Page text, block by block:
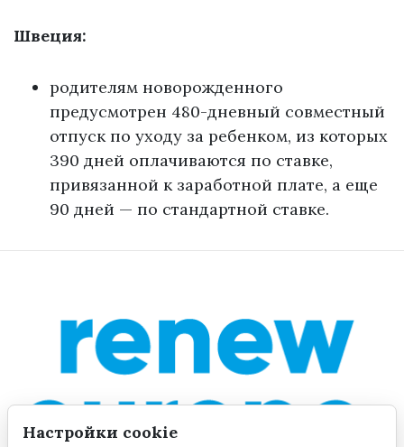
Швеция:
родителям новорожденного
предусмотрен 480-дневный совместный
отпуск по уходу за ребенком, из которых
390 дней оплачиваются по ставке,
привязанной к заработной плате, а еще
90 дней — по стандартной ставке.
Настройки cookie